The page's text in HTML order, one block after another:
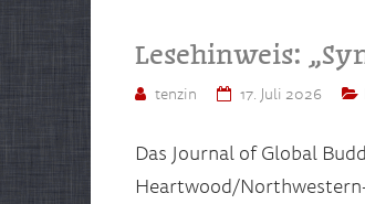
Lesehinweis:
tenzin 17. Juli 2026
Das Journal of Global
Heartwood/